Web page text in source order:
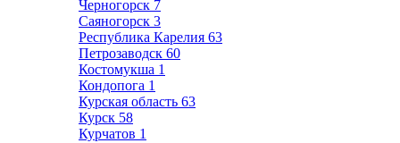
Черногорск 7
Саяногорск 3
Республика Карелия 63
Петрозаводск 60
Костомукша 1
Кондопога 1
Курская область 63
Курск 58
Курчатов 1